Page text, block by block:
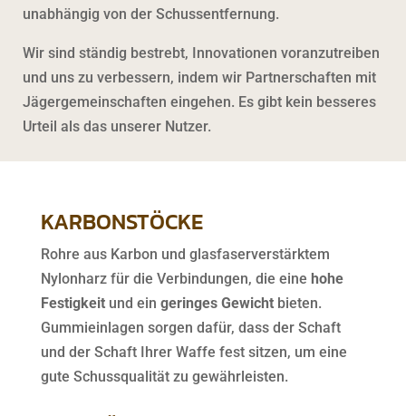
unabhängig von der Schussentfernung.
Wir sind ständig bestrebt, Innovationen voranzutreiben
und uns zu verbessern, indem wir Partnerschaften mit
Jägergemeinschaften eingehen. Es gibt kein besseres
Urteil als das unserer Nutzer.
KARBONSTÖCKE
Rohre aus Karbon und glasfaserverstärktem
Nylonharz für die Verbindungen, die eine hohe
Festigkeitund ein geringes Gewichtbieten.
Gummieinlagen sorgen dafür, dass der Schaft
und der Schaft Ihrer Waffe fest sitzen, um eine
gute Schussqualität zu gewährleisten.